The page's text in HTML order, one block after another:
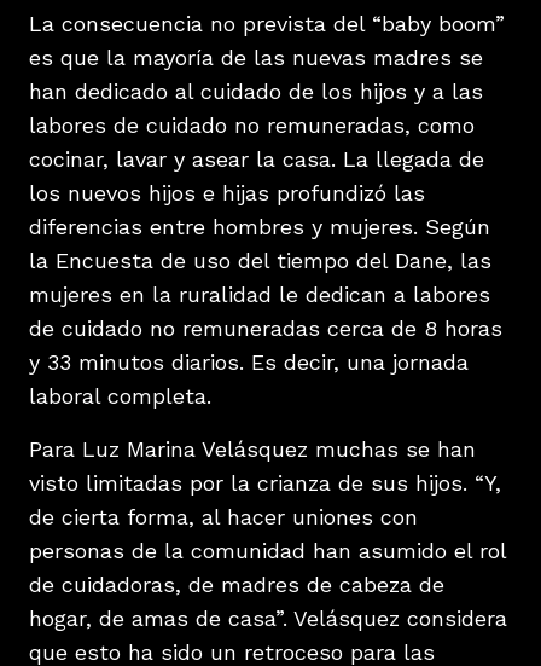
La consecuencia no prevista del “baby boom”
es que la mayoría de las nuevas madres se
han dedicado al cuidado de los hijos y a las
labores de cuidado no remuneradas, como
cocinar, lavar y asear la casa. La llegada de
los nuevos hijos e hijas profundizó las
diferencias entre hombres y mujeres. Según
la Encuesta de uso del tiempo del Dane, las
mujeres en la ruralidad le dedican a labores
de cuidado no remuneradas cerca de 8 horas
y 33 minutos diarios. Es decir, una jornada
laboral completa.
Para Luz Marina Velásquez muchas se han
visto limitadas por la crianza de sus hijos. “Y,
de cierta forma, al hacer uniones con
personas de la comunidad han asumido el rol
de cuidadoras, de madres de cabeza de
hogar, de amas de casa”. Velásquez considera
que esto ha sido un retroceso para las